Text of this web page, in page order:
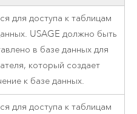
для доступа к таблицам
USAGE должно быть
в базе данных для
который создает
к базе данных.
для доступа к таблицам